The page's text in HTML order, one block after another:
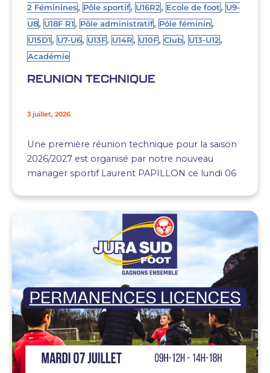
2 Féminines, Pôle sportif, U16R2, Ecole de foot, U9-
U8, U18F R1, Pôle administratif, Pôle féminin,
U15D1, U7-U6, U13F, U14R, U10F, Club, U13-U12,
Académie
REUNION TECHNIQUE
3 juillet, 2026
Une première réunion technique pour la saison
2026/2027 est organisé par notre nouveau
manager sportif Laurent PAPILLON ce lundi 06